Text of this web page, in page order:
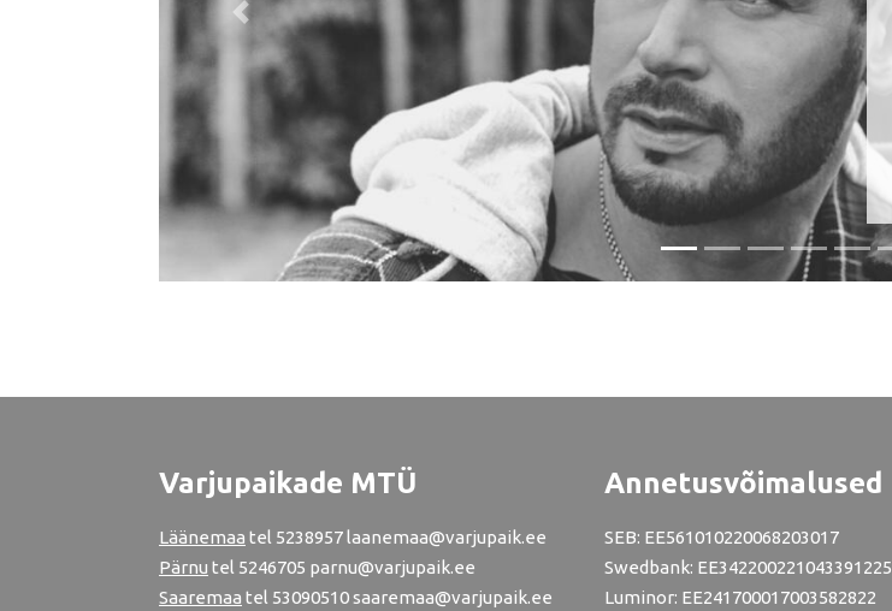
Previous
Varjupaikade MTÜ
Läänemaa tel 5238957 laanemaa@varjupaik.ee
Pärnu tel 5246705 parnu@varjupaik.ee
Saaremaa tel 53090510 saaremaa@varjupaik.ee
Annetusvõimalused
SEB: EE561010220068203017
Swedbank: EE342200221043391225
Luminor: EE241700017003582822